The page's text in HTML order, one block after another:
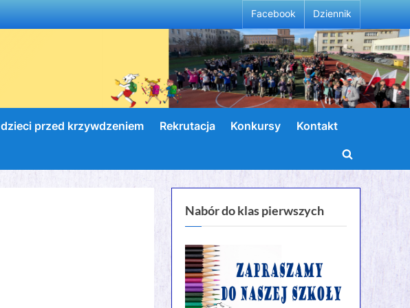
Facebook Dziennik
przed krzywdzeniem Rekrutacja Konkursy Kontakt
Toggle
search
Nabór do klas pierwszych